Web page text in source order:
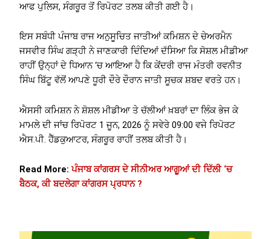
ਆਫ ਪੁਲਿਸ, ਸੰਗਰੂਰ ਤੋਂ ਰਿਪੋਰਟ ਤਲਬ ਕੀਤੀ ਗਈ ਹੈ।
ਇਸ ਸਬੰਧੀ ਪੰਜਾਬ ਰਾਜ ਅਨੁਸੂਚਿਤ ਜਾਤੀਆਂ ਕਮਿਸ਼ਨ ਦੇ ਚੇਅਰਮੈਨ
ਜਸਵੀਰ ਸਿੰਘ ਗੜ੍ਹੀ ਨੇ ਜਾਣਕਾਰੀ ਦਿੰਦਿਆਂ ਦੱਸਿਆ ਕਿ ਸੋਸ਼ਲ ਮੀਡੀਆ
ਰਾਹੀਂ ਉਨ੍ਹਾਂ ਦੇ ਧਿਆਨ ‘ਚ ਆਇਆ ਹੈ ਕਿ ਕੇਂਦਰੀ ਰਾਜ ਮੰਤਰੀ ਰਵਨੀਤ
ਸਿੰਘ ਬਿੱਟੂ ਵੱਲੋਂ ਆਪਣੇ ਧੂਰੀ ਦੌਰੇ ਦੌਰਾਨ ਜਾਤੀ ਸੂਚਕ ਸ਼ਬਦ ਵਰਤੇ ਹਨ।
ਐਸਸੀ ਕਮਿਸ਼ਨ ਨੇ ਸ਼ੋਸ਼ਲ ਮੀਡੀਆ ਤੇ ਚੱਲੀਆਂ ਖ਼ਬਰਾਂ ਦਾ ਲਿੰਕ ਭੇਜ ਕੇ
ਮਾਮਲੇ ਦੀ ਜਾਂਚ ਰਿਪੋਰਟ 1 ਜੂਨ, 2026 ਨੂੰ ਸਵੇਰੇ 09:00 ਵਜੇ ਰਿਪੋਰਟ
ਐਸ.ਪੀ. ਹੈੱਡਕੁਆਟਰ, ਸੰਗਰੂਰ ਰਾਹੀਂ ਤਲਬ ਕੀਤੀ ਹੈ।
Read More:ਪੰਜਾਬ ਕਾਂਗਰਸ ਦੇ ਸੀਨੀਅਰ ਆਗੂਆਂ ਦੀ ਦਿੱਲੀ ‘ਚ
ਬੈਠਕ, ਕੀ ਬਦਲੇਗਾ ਕਾਂਗਰਸ ਪ੍ਰਧਾਨ ?